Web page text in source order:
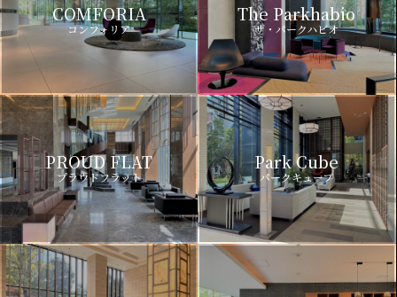
COMFORIA
コンフォリア
The Parkhabio
ザ・パークハビオ
PROUD FLAT
プラウドフラット
Park Cube
パークキューブ